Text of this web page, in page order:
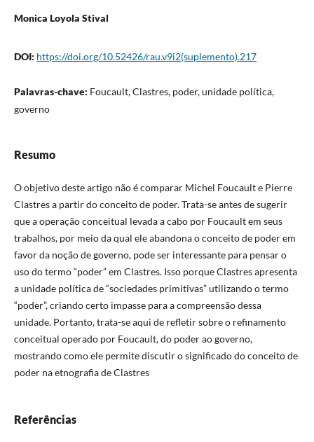
Monica Loyola Stival
DOI: https://doi.org/10.52426/rau.v9i2(suplemento).217
Palavras-chave: Foucault, Clastres, poder, unidade política,
governo
Resumo
O objetivo deste artigo não é comparar Michel Foucault e Pierre
Clastres a partir do conceito de poder. Trata-se antes de sugerir
que a operação conceitual levada a cabo por Foucault em seus
trabalhos, por meio da qual ele abandona o conceito de poder em
favor da noção de governo, pode ser interessante para pensar o
uso do termo “poder” em Clastres. Isso porque Clastres apresenta
a unidade política de “sociedades primitivas” utilizando o termo
“poder”, criando certo impasse para a compreensão dessa
unidade. Portanto, trata-se aqui de refletir sobre o refinamento
conceitual operado por Foucault, do poder ao governo,
mostrando como ele permite discutir o significado do conceito de
poder na etnografia de Clastres
Referências